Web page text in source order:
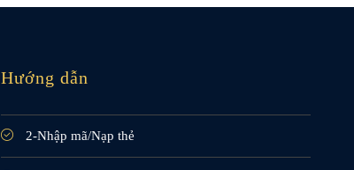
Hướng dẫn
2-Nhập mã/Nạp thẻ